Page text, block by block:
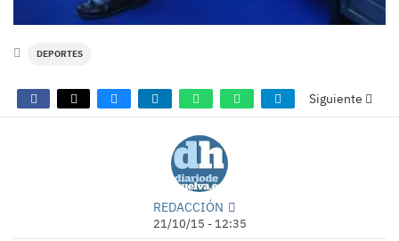
DEPORTES
Siguiente
REDACCIÓN
21/10/15 - 12:35